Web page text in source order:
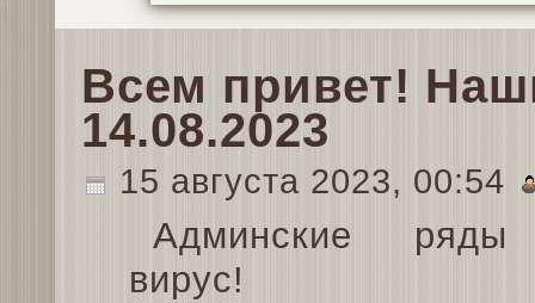
Всем привет!
14.08.2023
15 августа 2023, 00:54
Админские ряды
вирус!